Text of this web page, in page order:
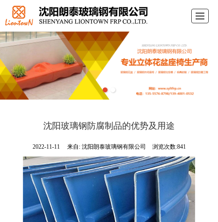
首页 产品展示 案例展示 行业动态 联系我们
沈阳玻璃钢防腐制品的优势及用途
2022-11-11 来自: 沈阳朗泰玻璃钢有限公司 浏览次数:841